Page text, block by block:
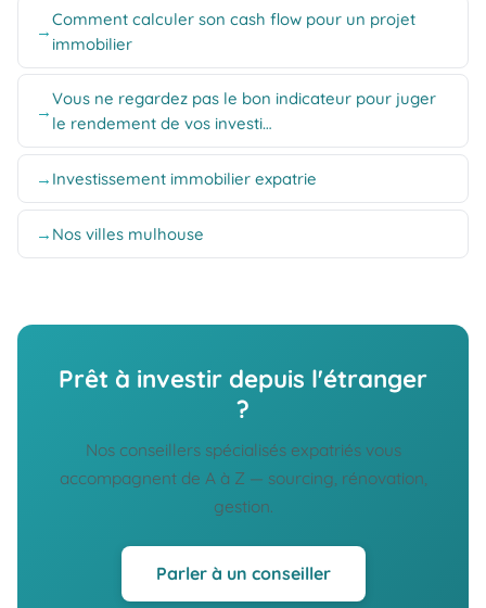
Comment calculer son cash flow pour un projet
immobilier
Vous ne regardez pas le bon indicateur pour juger
le rendement de vos investi…
Investissement immobilier expatrie
Nos villes mulhouse
Prêt à investir depuis l'étranger
?
Nos conseillers spécialisés expatriés vous
accompagnent de A à Z — sourcing, rénovation,
gestion.
Parler à un conseiller